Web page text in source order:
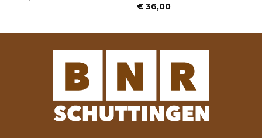
€36,00